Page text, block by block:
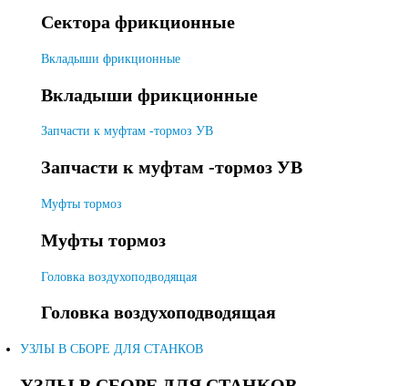
Сектора фрикционные
Вкладыши фрикционные
Вкладыши фрикционные
Запчасти к муфтам -тормоз УВ
Запчасти к муфтам -тормоз УВ
Муфты тормоз
Муфты тормоз
Головка воздухоподводящая
Головка воздухоподводящая
УЗЛЫ В СБОРЕ ДЛЯ СТАНКОВ